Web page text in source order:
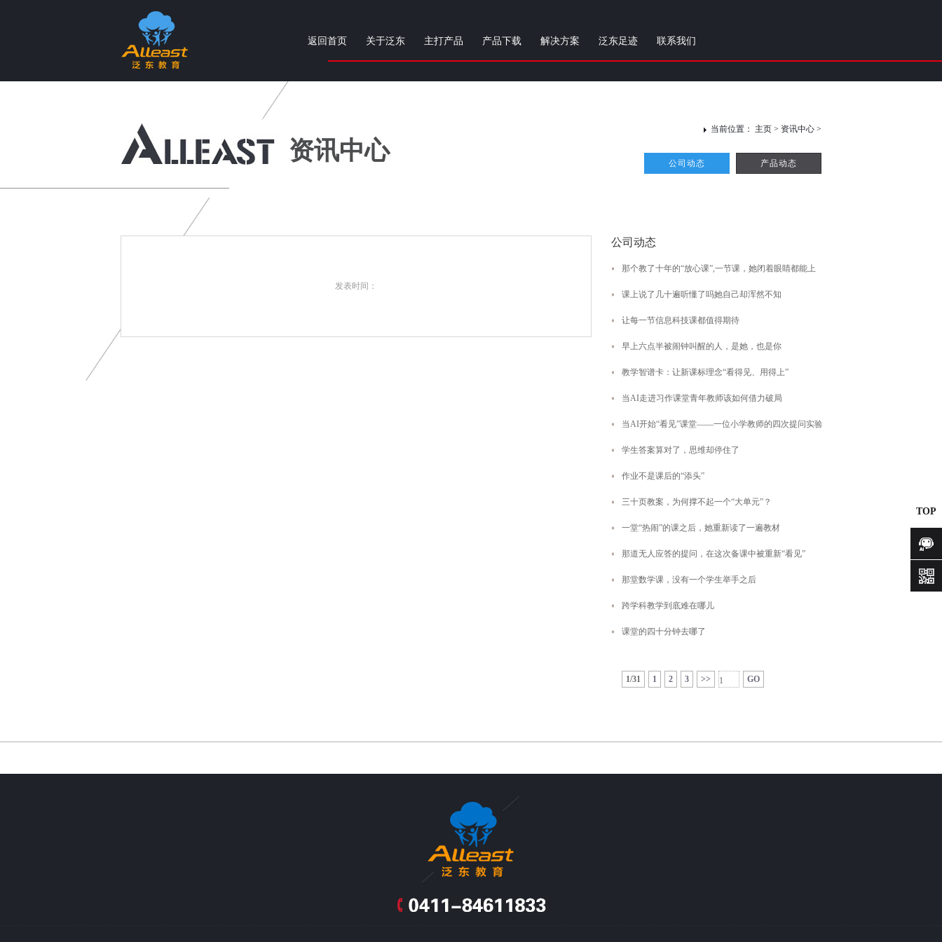
个性化智慧教育产品与服务提供商
返回首页 关于泛东 主打产品 产品下载 解决方案 泛东足迹 联系我们
资讯中心
当前位置： 主页 > 资讯中心 >
公司动态 产品动态
发表时间：
公司动态
那个教了十年的“放心课”,一节课，她闭着眼睛都能上
课上说了几十遍听懂了吗她自己却浑然不知
让每一节信息科技课都值得期待
早上六点半被闹钟叫醒的人，是她，也是你
教学智谱卡：让新课标理念“看得见、用得上”
当AI走进习作课堂青年教师该如何借力破局
当AI开始“看见”课堂——一位小学教师的四次提问实验
学生答案算对了，思维却停住了
作业不是课后的“添头”
三十页教案，为何撑不起一个“大单元”？
一堂“热闹”的课之后，她重新读了一遍教材
那道无人应答的提问，在这次备课中被重新“看见”
那堂数学课，没有一个学生举手之后
跨学科教学到底难在哪儿
课堂的四十分钟去哪了
1/31 1 2 3 >> GO
TOP
咨询